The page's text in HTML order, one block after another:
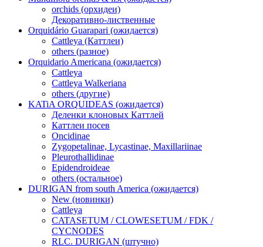
orchids (орхидеи)
Декоративно-лиственные
Orquidário Guarapari (ожидается)
Cattleya (Каттлеи)
others (разное)
Orquidario Americana (ожидается)
Cattleya
Cattleya Walkeriana
others (другие)
KATiA ORQUIDEAS (ожидается)
Деленки клоновых Каттлей
Каттлеи посев
Oncidinae
Zygopetalinae, Lycastinae, Maxillariinae
Pleurothallidinae
Epidendroideae
others (остальное)
DURIGAN from south America (ожидается)
New (новинки)
Cattleya
CATASETUM / CLOWESETUM / FDK /
CYCNODES
RLC. DURIGAN (штучно)